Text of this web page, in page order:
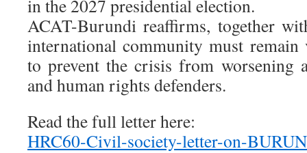
in the 2027 presidential election.
ACAT-Burundi reaffirms, together
international community must
to prevent the crisis from worsening
and human rights defenders.
Read the full letter here:
HRC60-Civil-society-letter-on-